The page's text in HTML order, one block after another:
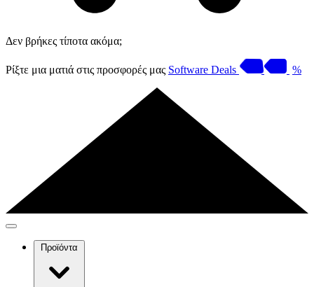
Δεν βρήκες τίποτα ακόμα;
Ρίξτε μια ματιά στις προσφορές μας Software Deals %
Προϊόντα